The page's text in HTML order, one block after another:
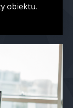
obiektu.